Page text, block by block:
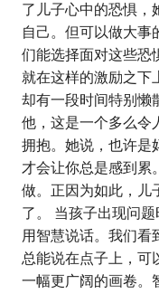
了儿子心中的恐惧，
自己。但可以做大事
们能选择面对这些恐
就在这样的激励之下
却有一段时间特别懒
他，这是一个多么令
拥抱。她说，也许是
才会让你总是感到累
做。正因为如此，儿
了。 当孩子出现问
用智慧说话。我们看
总能说在点子上，可
一幅更广阔的画卷。